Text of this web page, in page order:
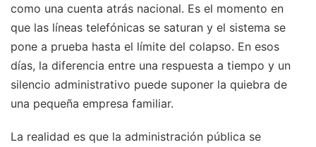
como una cuenta atrás nacional. Es el momento en
que las líneas telefónicas se saturan y el sistema se
pone a prueba hasta el límite del colapso. En esos
días, la diferencia entre una respuesta a tiempo y un
silencio administrativo puede suponer la quiebra de
una pequeña empresa familiar.
La realidad es que la administración pública se